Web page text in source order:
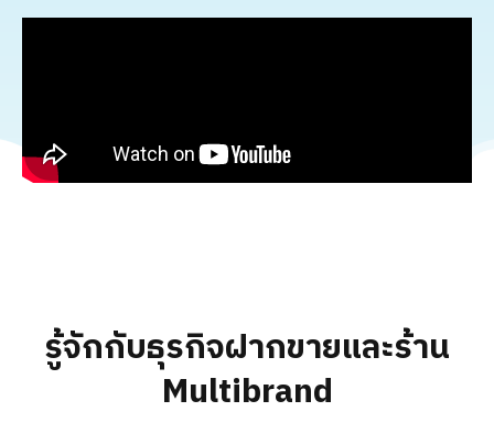
รู้จักกับธุรกิจฝากขายและร้าน
Multibrand